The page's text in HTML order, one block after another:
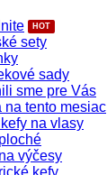
sety
sady
sme pre Vás
na tento mesiac
na vlasy
výčesy
kefy